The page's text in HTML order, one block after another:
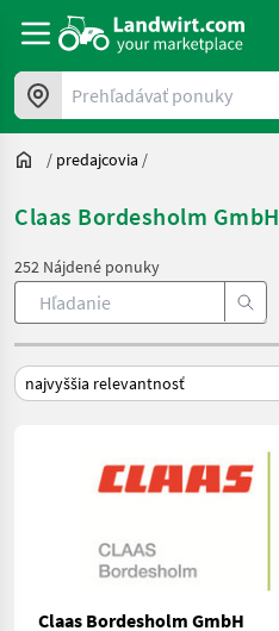
Prehľadávať ponuky
/ predajcovia /
Claas Bordesholm GmbH
252 Nájdené ponuky
Claas Bordesholm GmbH